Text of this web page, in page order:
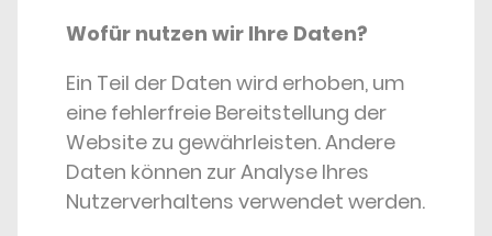
Wofür nutzen wir Ihre Daten?
Ein Teil der Daten wird erhoben, um
eine fehlerfreie Bereitstellung der
Website zu gewährleisten. Andere
Daten können zur Analyse Ihres
Nutzerverhaltens verwendet werden.